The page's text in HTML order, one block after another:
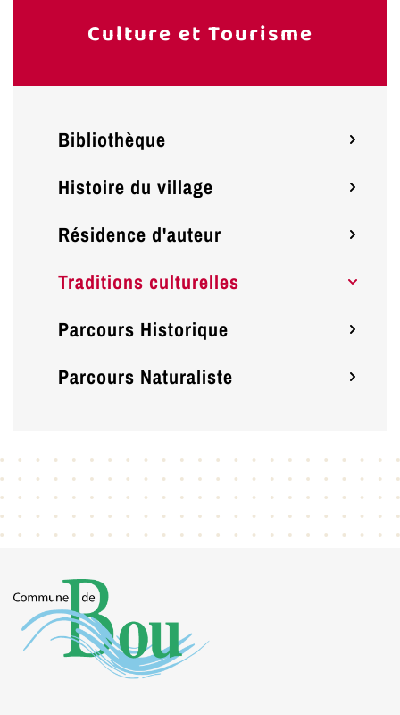
Culture et Tourisme
Bibliothèque
Histoire du village
Résidence d'auteur
Traditions culturelles
Parcours Historique
Parcours Naturaliste